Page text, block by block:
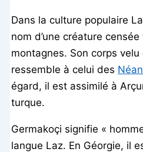
Dans la culture populaire
nom d’une créature
montagnes. Son corps
ressemble à celui des
égard, il est assimilé à
turque.
Germakoçi signifie «
langue Laz. En Géorgie, il